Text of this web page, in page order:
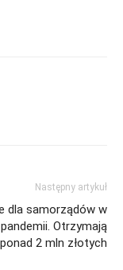
Następny artykuł
dla samorządów w
Otrzymają
ponad 2 mln złotych